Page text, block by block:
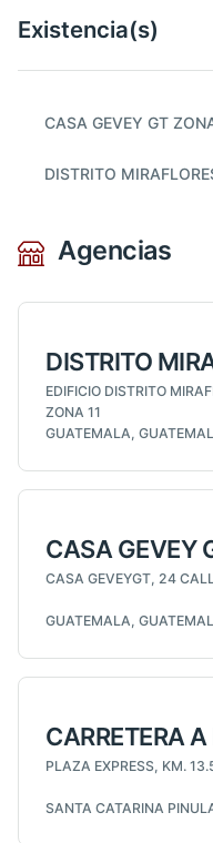
Existencia(s)
CASA GEVEY GT
DISTRITO
Agencias
DISTRITO
EDIFICIO DISTRITO
ZONA 11
GUATEMALA,
CASA GEVEY
CASA GEVEYGT, 24
GUATEMALA,
CARRETERA
PLAZA EXPRESS, KM.
SANTA CATARINA